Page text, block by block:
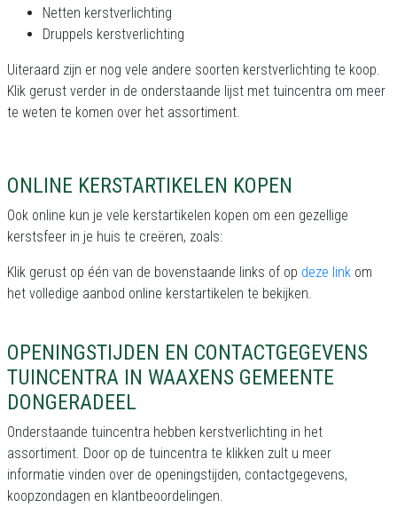
Netten kerstverlichting
Druppels kerstverlichting
Uiteraard zijn er nog vele andere soorten kerstverlichting te koop.
Klik gerust verder in de onderstaande lijst met tuincentra om meer
te weten te komen over het assortiment.
ONLINE KERSTARTIKELEN KOPEN
Ook online kun je vele kerstartikelen kopen om een gezellige
kerstsfeer in je huis te creëren, zoals:
Klik gerust op één van de bovenstaande links of op deze link om
het volledige aanbod online kerstartikelen te bekijken.
OPENINGSTIJDEN EN CONTACTGEGEVENS
TUINCENTRA IN WAAXENS GEMEENTE
DONGERADEEL
Onderstaande tuincentra hebben kerstverlichting in het
assortiment. Door op de tuincentra te klikken zult u meer
informatie vinden over de openingstijden, contactgegevens,
koopzondagen en klantbeoordelingen.